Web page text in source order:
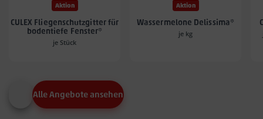
Aktion
CULEX Fliegenschutzgitter für
bodentiefe Fenster*
je Stück
Aktion
Wassermelone Delissima*
je kg
Alle Angebote ansehen